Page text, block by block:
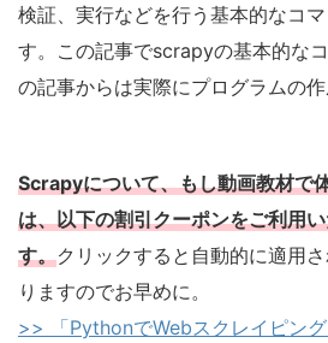
検証、実行などを行う基本的なコ
す。この記事でscrapyの基本的な
の記事からは実際にプログラムの作
Scrapyについて、もし動画教材で
は、以下の割引クーポンをご利用
す。クリックすると自動的に適用
りますのでお早めに。
>> 「PythonでWebスクレイピン